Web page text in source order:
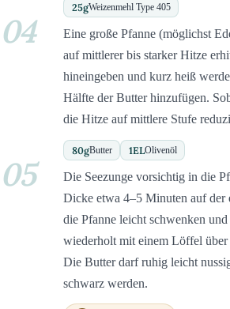
25gWeizenmehl Type 405
04
Eine große Pfanne (möglichst
auf mittlerer bis starker Hitze
hineingeben und kurz heiß
Hälfte der Butter hinzufügen.
die Hitze auf mittlere Stufe
80gButter 1ELOlivenöl
05
Die Seezunge vorsichtig in die
Dicke etwa 4–5 Minuten auf der
die Pfanne leicht schwenken
wiederholt mit einem Löffel über
Die Butter darf ruhig leicht
schwarz werden.